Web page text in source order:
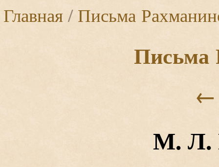
Главная/Письма
Письма
←
М. Л.